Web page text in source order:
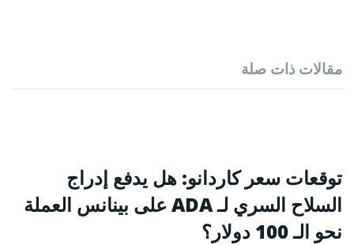
مقالات ذات صلة
توقعات سعر كاردانو: هل يدفع إدراج
السلاح السري لـ ADA على بينانس العملة
نحو الـ 100 دولار؟